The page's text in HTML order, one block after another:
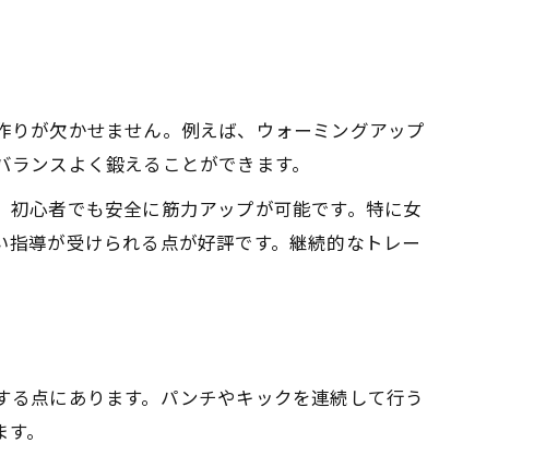
が欠かせません。例えば、ウォーミングアップ
ンスよく鍛えることができます。
心者でも安全に筋力アップが可能です。特に女
導が受けられる点が好評です。継続的なトレー
点にあります。パンチやキックを連続して行う
。